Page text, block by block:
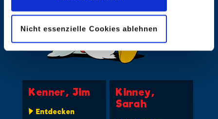
Nicht essenzielle Cookies ablehnen
Kenner, Jim
Entdecken
Kinney,
Sarah